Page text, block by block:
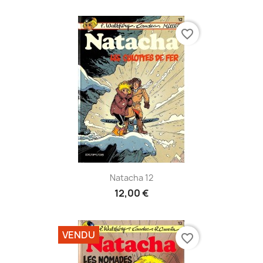
Natacha 12
12,00 €
favorite_border
VENDU favorite_border